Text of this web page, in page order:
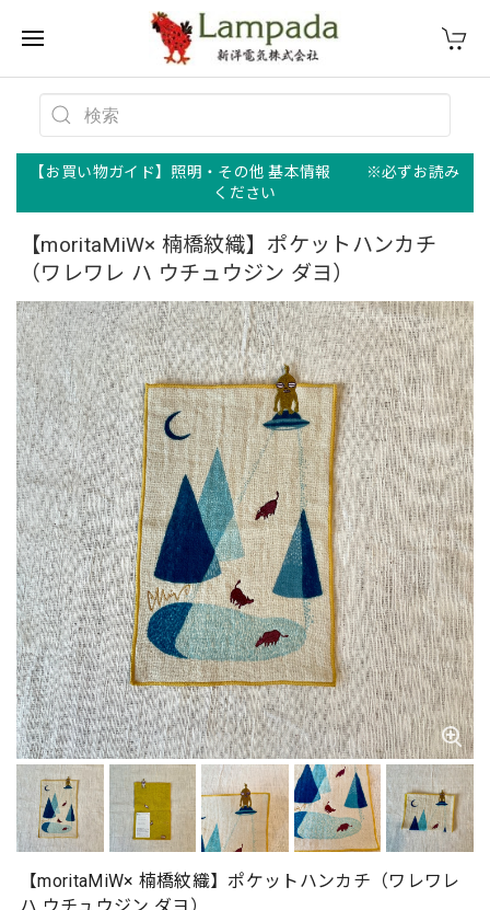
【お買い物ガイド】照明・その他 基本情報 ※必ずお読み
ください
【moritaMiW× 楠橋紋織】ポケットハンカチ
（ワレワレ ハ ウチュウジン ダヨ）
【moritaMiW× 楠橋紋織】ポケットハンカチ（ワレワレ
ハ ウチュウジン ダヨ）